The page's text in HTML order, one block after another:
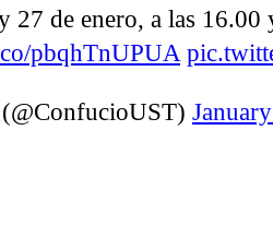
27 de enero, a las
pbqhTnUPUA